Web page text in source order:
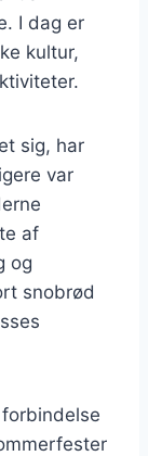
I dag er
kultur,
sig, har
var
af
og
snobrød